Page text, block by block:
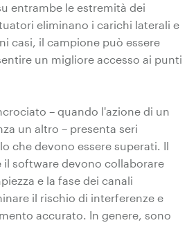
entrambe le estremità dei
eliminano i carichi laterali e
casi, il campione può essere
un migliore accesso ai punti
– quando l'azione di un
un altro – presenta seri
che devono essere superati. Il
software devono collaborare
e la fase dei canali
il rischio di interferenze e
accurato. In genere, sono